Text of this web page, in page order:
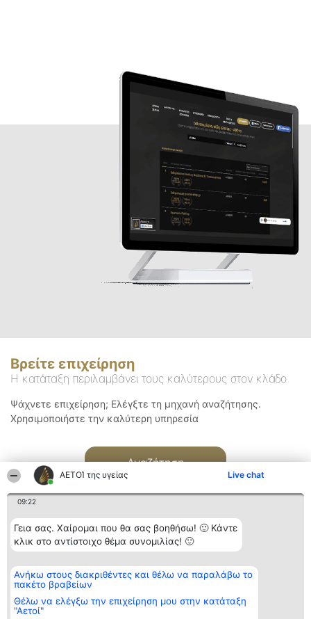
ΑΕΤΟΊ της υγείας Live chat
09:22
Γεια σας. Χαίρομαι που θα σας βοηθήσω! 🙂 Κάντε
κλικ στο αντίστοιχο θέμα συνομιλίας! 🙂
Ανήκω στους διακριθέντες και θέλω να παραλάβω το
πακέτο βραβείων
Θέλω να ελέγξω την επιχείρηση μου στην κατάταξη
"Αετοί"
Βρείτε επιχείρηση
Η κατάταξη περιλαμβάνει τους καλύτερους στον κλάδο
Ψάχνετε επιχείρηση; Ελέγξτε τη μηχανή αναζήτησης.
Χρησιμοποιήστε την καλύτερη υπηρεσία
Αναζήτηση
Διοργανωτής της
κατάταξης
BEAUTIFUL COMPANY
ΤΗΛ. ΕΠΙΚΟΙΝΩΝΙΑΣ:
2104128019
Κατάταξη
Διακριθέντες
των
διακριθέντων
Επικοινωνία
Επικοινωνία